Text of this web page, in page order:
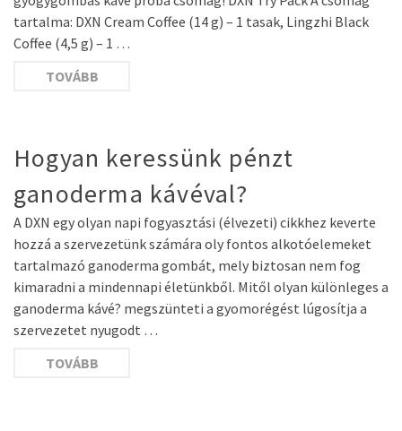
tartalma: DXN Cream Coffee (14 g) – 1 tasak, Lingzhi Black
Coffee (4,5 g) – 1 …
TOVÁBB
Hogyan keressünk pénzt
ganoderma kávéval?
A DXN egy olyan napi fogyasztási (élvezeti) cikkhez keverte
hozzá a szervezetünk számára oly fontos alkotóelemeket
tartalmazó ganoderma gombát, mely biztosan nem fog
kimaradni a mindennapi életünkből. Mitől olyan különleges a
ganoderma kávé? megszünteti a gyomorégést lúgosítja a
szervezetet nyugodt …
TOVÁBB